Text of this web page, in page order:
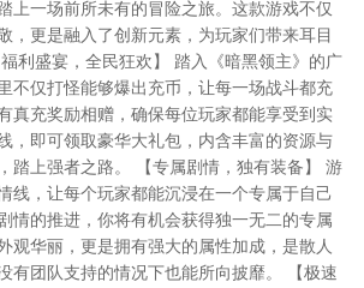
上一场前所未有的冒险之旅。这款游戏不仅
，更是融入了创新元素，为玩家们带来耳目
利盛宴，全民狂欢】 踏入《暗黑领主》的广
不仅打怪能够爆出充币，让每一场战斗都充
真充奖励相赠，确保每位玩家都能享受到实
，即可领取豪华大礼包，内含丰富的资源与
踏上强者之路。 【专属剧情，独有装备】 游
线，让每个玩家都能沉浸在一个专属于自己
情的推进，你将有机会获得独一无二的专属
观华丽，更是拥有强大的属性加成，是散人
有团队支持的情况下也能所向披靡。 【极速